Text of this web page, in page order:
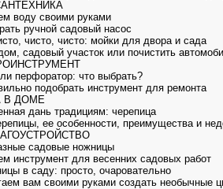
воду своими руками
ручной садовый насос
чисто, чисто: мойки для двора и сада
садовый участок или почистить
перфоратор: что выбрать?
подобрать инструмент для ремонта
В ДОМЕ
дань традициям: черепица
ее особенности, преимущества и
садовые ножницы
инструмент для весенних садовых работ
в саду: просто, очаровательно
вам своими руками создать необычные